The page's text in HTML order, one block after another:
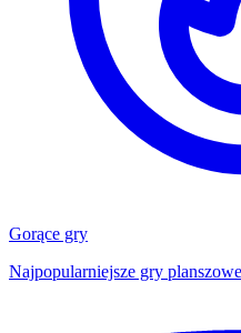
Gorące gry
Najpopularniejsze gry